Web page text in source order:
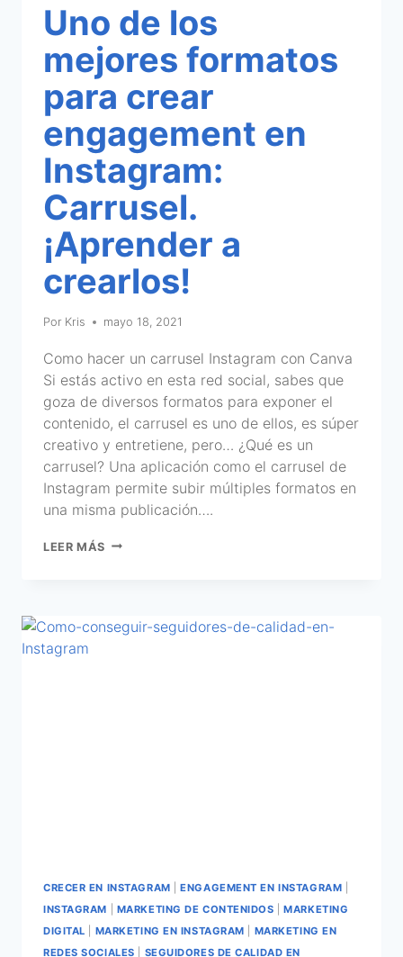
Uno de los
mejores formatos
para crear
engagement en
Instagram:
Carrusel.
¡Aprender a
crearlos!
Por Kris mayo 18, 2021
Como hacer un carrusel Instagram con Canva
Si estás activo en esta red social, sabes que
goza de diversos formatos para exponer el
contenido, el carrusel es uno de ellos, es súper
creativo y entretiene, pero… ¿Qué es un
carrusel? Una aplicación como el carrusel de
Instagram permite subir múltiples formatos en
una misma publicación….
LEER MÁS
CRECER EN INSTAGRAM |ENGAGEMENT EN INSTAGRAM
INSTAGRAM
MARKETING DE CONTENIDOS |MARKETING
DIGITAL
MARKETING EN INSTAGRAM
MARKETING EN
REDES SOCIALES
SEGUIDORES DE CALIDAD EN